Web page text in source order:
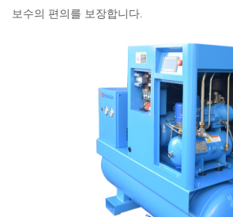
보수의 편의를 보장합니다.